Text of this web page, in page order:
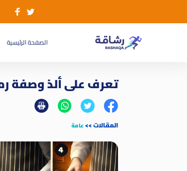
الصفحة الرئيسية
(current)
تعرف على ألذ وصفة
المقالات>>عامة